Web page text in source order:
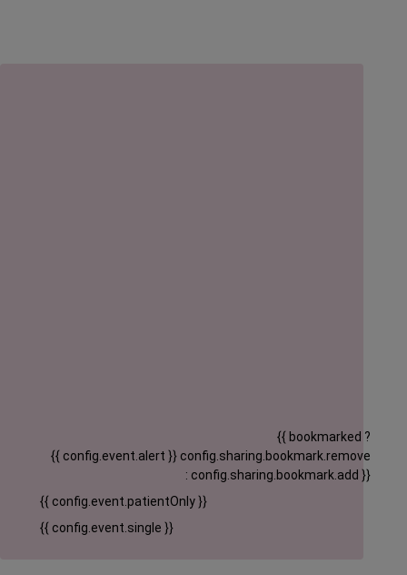
{{ config.event.alert }}
{{ bookmarked ?
config.sharing.bookmark.remove
: config.sharing.bookmark.add }}
{{ config.event.patientOnly }}
{{ config.event.single }}